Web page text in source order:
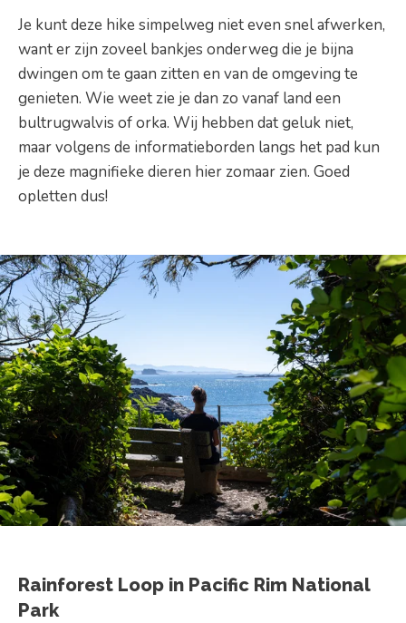
Je kunt deze hike simpelweg niet even snel afwerken,
want er zijn zoveel bankjes onderweg die je bijna
dwingen om te gaan zitten en van de omgeving te
genieten. Wie weet zie je dan zo vanaf land een
bultrugwalvis of orka. Wij hebben dat geluk niet,
maar volgens de informatieborden langs het pad kun
je deze magnifieke dieren hier zomaar zien. Goed
opletten dus!
Rainforest Loop in Pacific Rim National
Park